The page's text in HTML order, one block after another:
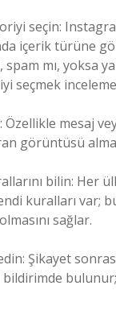
seçin:
içerik türüne
mı, yoksa
seçmek
Özellikle mesaj
görüntüsü
bilin: Her
kuralları var;
sağlar.
Şikayet
bildirimde bulunur;